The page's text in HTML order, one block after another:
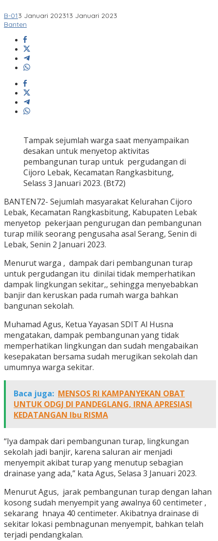
B-013 Januari 202313 Januari 2023
Banten
Tampak sejumlah warga saat menyampaikan
desakan untuk menyetop aktivitas
pembangunan turap untuk pergudangan di
Cijoro Lebak, Kecamatan Rangkasbitung,
Selass 3 Januari 2023. (Bt72)
BANTEN72- Sejumlah masyarakat Kelurahan Cijoro
Lebak, Kecamatan Rangkasbitung, Kabupaten Lebak
menyetop pekerjaan pengurugan dan pembangunan
turap milik seorang pengusaha asal Serang, Senin di
Lebak, Senin 2 Januari 2023.
Menurut warga , dampak dari pembangunan turap
untuk pergudangan itu dinilai tidak memperhatikan
dampak lingkungan sekitar,, sehingga menyebabkan
banjir dan keruskan pada rumah warga bahkan
bangunan sekolah.
Muhamad Agus, Ketua Yayasan SDIT Al Husna
mengatakan, dampak pembangunan yang tidak
memperhatikan lingkungan dan sudah mengabaikan
kesepakatan bersama sudah merugikan sekolah dan
umumnya warga sekitar.
Baca juga: MENSOS RI KAMPANYEKAN OBAT
UNTUK ODGJ DI PANDEGLANG, IRNA APRESIASI
KEDATANGAN Ibu RISMA
“Iya dampak dari pembangunan turap, lingkungan
sekolah jadi banjir, karena saluran air menjadi
menyempit akibat turap yang menutup sebagian
drainase yang ada,” kata Agus, Selasa 3 Januari 2023.
Menurut Agus, jarak pembangunan turap dengan lahan
kosong sudah menyempit yang awalnya 60 centimeter ,
sekarang hnaya 40 centimeter. Akibatnya drainase di
sekitar lokasi pembnagunan menyempit, bahkan telah
terjadi pendangkalan.